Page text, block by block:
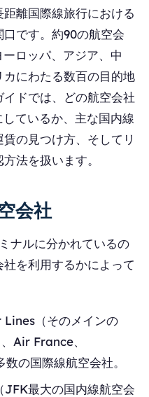
離国際線旅行における
です。約90の航空会
ロッパ、アジア、中
にわたる数百の目的地
ドでは、どの航空会社
ているか、主な国内線
の見つけ方、そしてリ
法を扱います。
会社
ナルに分かれているの
を利用するかによって
（そのメインの
Air France、
の国際線航空会社。
最大の国内線航空会